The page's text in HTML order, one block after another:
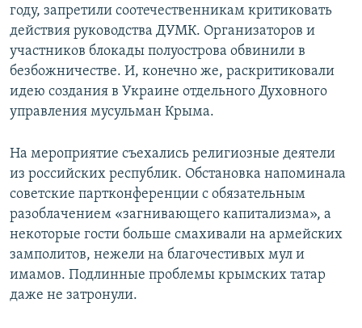
году, запретили соотечественникам критиковать
действия руководства ДУМК. Организаторов и
участников блокады полуострова обвинили в
безбожничестве. И, конечно же, раскритиковали
идею создания в Украине отдельного Духовного
управления мусульман Крыма.
На мероприятие съехались религиозные деятели
из российских республик. Обстановка напоминала
советские партконференции с обязательным
разоблачением «загнивающего капитализма», а
некоторые гости больше смахивали на армейских
замполитов, нежели на благочестивых мул и
имамов. Подлинные проблемы крымских татар
даже не затронули.